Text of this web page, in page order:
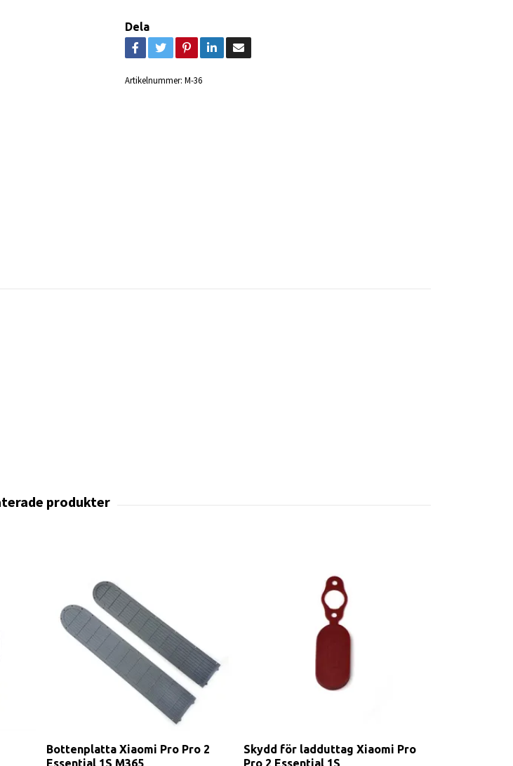
Dela
Artikelnummer: M-36
Bottenplatta Xiaomi Pro Pro 2
Essential 1S M365
Skydd för ladduttag Xiaomi Pro
Pro 2 Essential 1S